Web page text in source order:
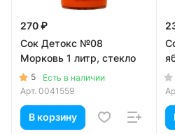
270 ₽
Сок Детокс №08
Морковь 1 литр, стекло
5
Есть в наличии
Арт. 0041559
В корзину